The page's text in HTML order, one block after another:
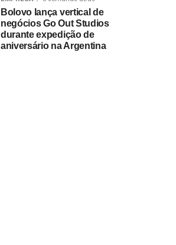
Bolovo lança vertical de
negócios Go Out Studios
durante expedição de
aniversário na Argentina